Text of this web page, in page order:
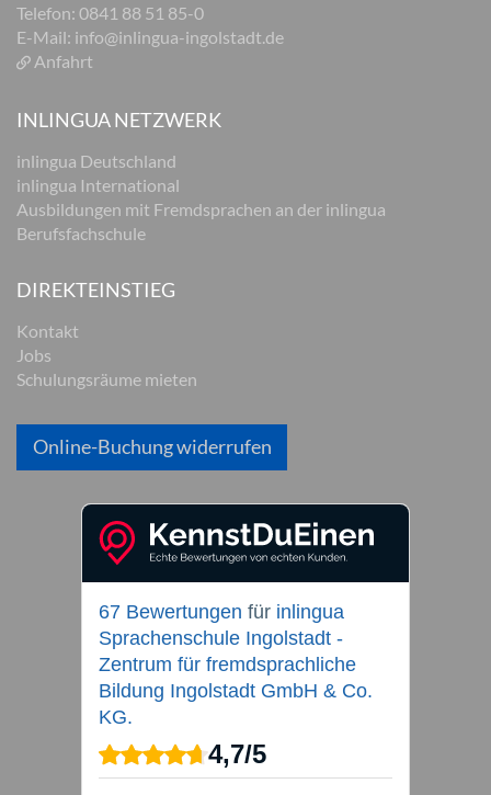
Telefon: 0841 88 51 85-0
E-Mail: info@inlingua-ingolstadt.de
Anfahrt
INLINGUA NETZWERK
inlingua Deutschland
inlingua International
Ausbildungen mit Fremdsprachen an der inlingua
Berufsfachschule
DIREKTEINSTIEG
Kontakt
Jobs
Schulungsräume mieten
Online-Buchung widerrufen
67 Bewertungen für inlingua
Sprachenschule Ingolstadt -
Zentrum für fremdsprachliche
Bildung Ingolstadt GmbH & Co.
KG.
4,7/5